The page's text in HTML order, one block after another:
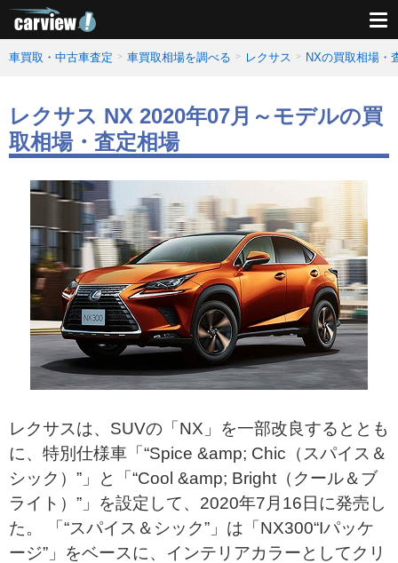
車買取・中古車査定 車買取相場を調べる レクサス NXの買取相場・
レクサス NX 2020年07月～モデルの買
取相場・査定相場
レクサスは、SUVの「NX」を一部改良するととも
に、特別仕様車「“Spice &amp; Chic（スパイス＆
シック）”」と「“Cool &amp; Bright（クール＆ブ
ライト）”」を設定して、2020年7月16日に発売し
た。 「“スパイス＆シック”」は「NX300“Iパッケ
ージ”」をベースに、インテリアカラーとしてクリ